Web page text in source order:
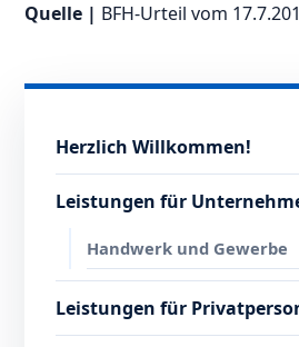
Quelle | BFH-Urteil vom
Herzlich Willkommen!
Leistungen für
Handwerk und Gewerbe
Leistungen für